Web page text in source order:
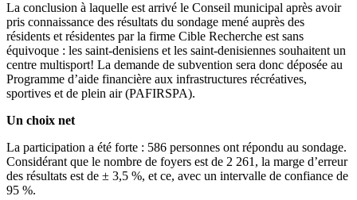
La conclusion à laquelle est arrivé le Conseil municipal après avoir
pris connaissance des résultats du sondage mené auprès des
résidents et résidentes par la firme Cible Recherche est sans
équivoque : les saint-denisiens et les saint-denisiennes souhaitent un
centre multisport! La demande de subvention sera donc déposée au
Programme d’aide financière aux infrastructures récréatives,
sportives et de plein air (PAFIRSPA).
Un choix net
La participation a été forte : 586 personnes ont répondu au sondage.
Considérant que le nombre de foyers est de 2 261, la marge d’erreur
des résultats est de ± 3,5 %, et ce, avec un intervalle de confiance de
95 %.